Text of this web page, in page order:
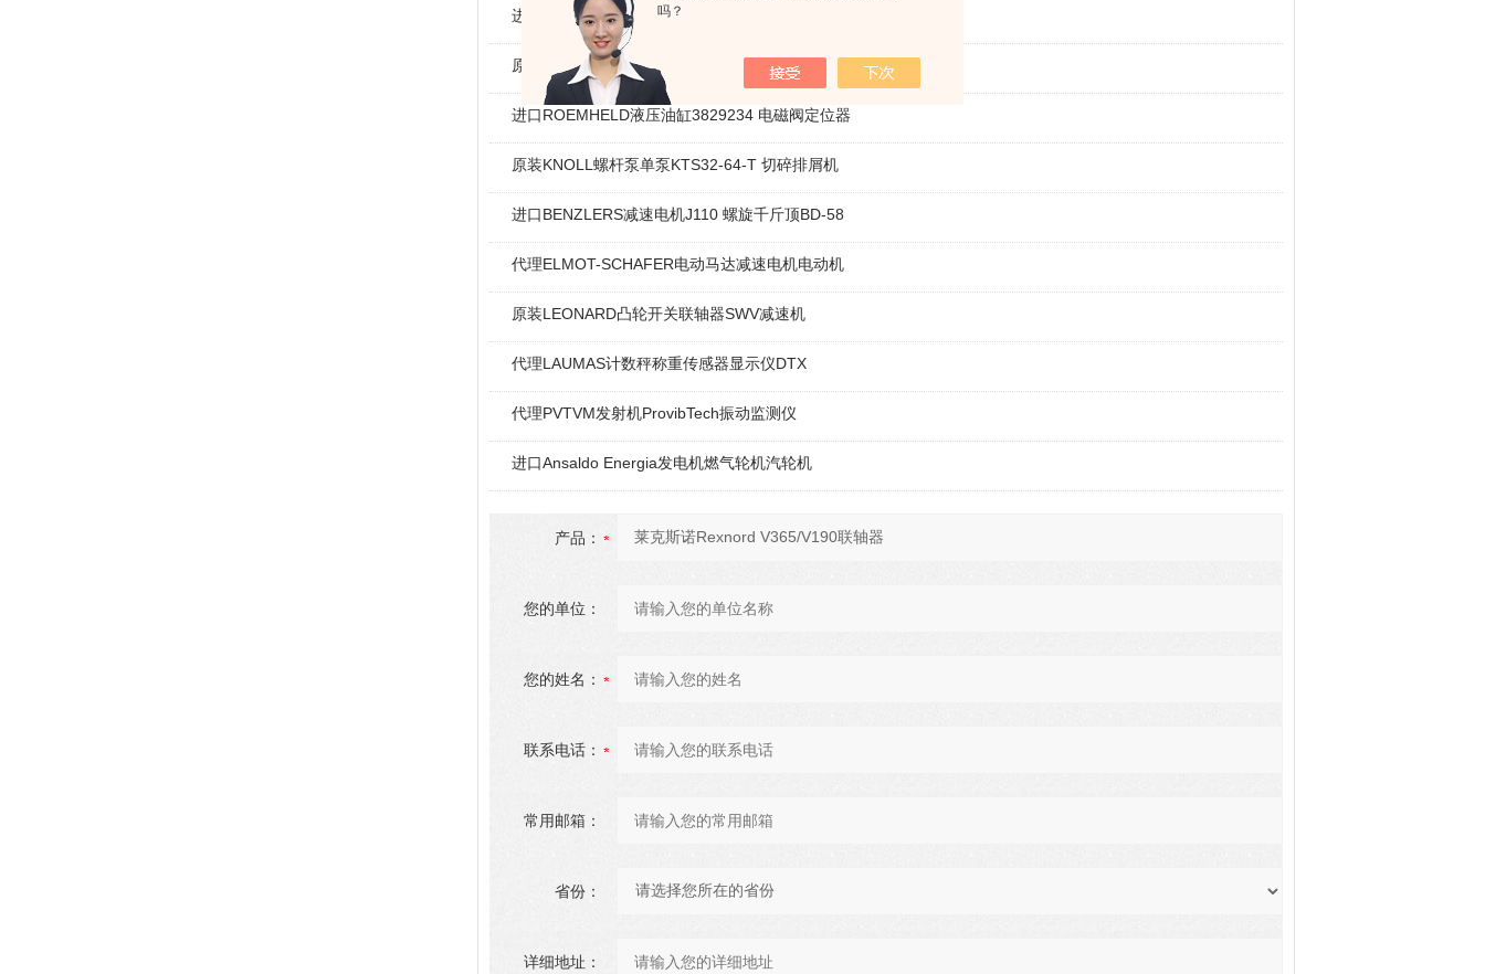
吗？
进口VEM三相异步感应电机IE1-K21R80G4马达
原装KAMAN线性位移传感器KD230 线性编码器
进口ROEMHELD液压油缸3829234 电磁阀定位器
原装KNOLL螺杆泵单泵KTS32-64-T 切碎排屑机
进口BENZLERS减速电机J110 螺旋千斤顶BD-58
代理ELMOT-SCHAFER电动马达减速电机电动机
原装LEONARD凸轮开关联轴器‌SWV减速机
代理LAUMAS计数秤称重传感器显示仪DTX
代理PVTVM发射机ProvibTech振动监测仪
进口Ansaldo Energia发电机燃气轮机汽轮机
产品：
您的单位：
您的姓名：
联系电话：
常用邮箱：
省份：
详细地址：